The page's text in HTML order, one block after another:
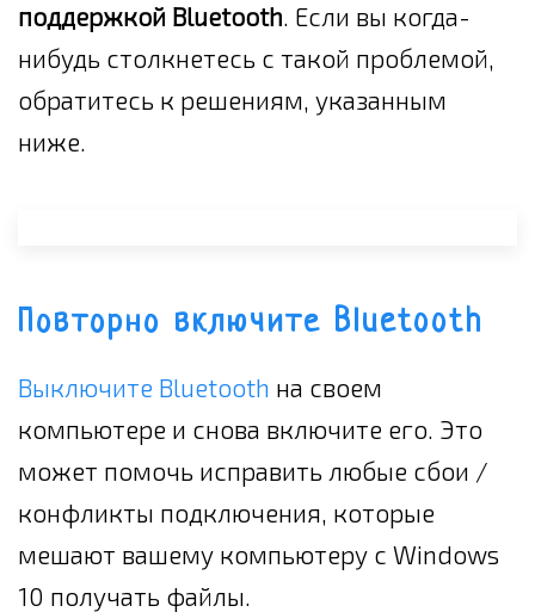
поддержкой Bluetooth. Если вы когда-
нибудь столкнетесь с такой проблемой,
обратитесь к решениям, указанным
ниже.
Повторно включите Bluetooth
Выключите Bluetooth на своем
компьютере и снова включите его. Это
может помочь исправить любые сбои /
конфликты подключения, которые
мешают вашему компьютеру с Windows
10 получать файлы.